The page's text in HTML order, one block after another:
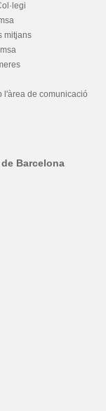
mitjans
l'àrea de comunicació
Barcelona